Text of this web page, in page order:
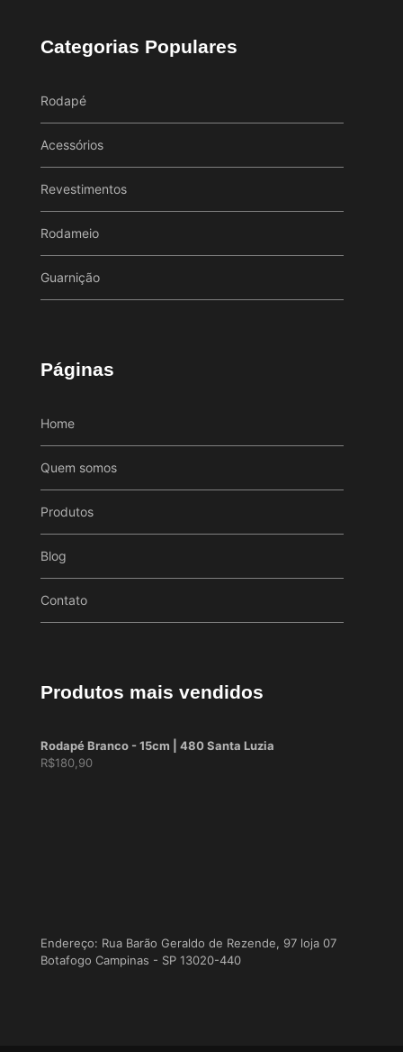
Categorias Populares
Rodapé
Acessórios
Revestimentos
Rodameio
Guarnição
Páginas
Home
Quem somos
Produtos
Blog
Contato
Produtos mais vendidos
Rodapé Branco - 15cm | 480 Santa Luzia
R$180,90
Endereço: Rua Barão Geraldo de Rezende, 97 loja 07
Botafogo Campinas - SP 13020-440